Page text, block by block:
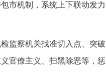
市机制，系统上下联动发
监察机关找准切入点、突
官僚主义、扫黑除恶等，